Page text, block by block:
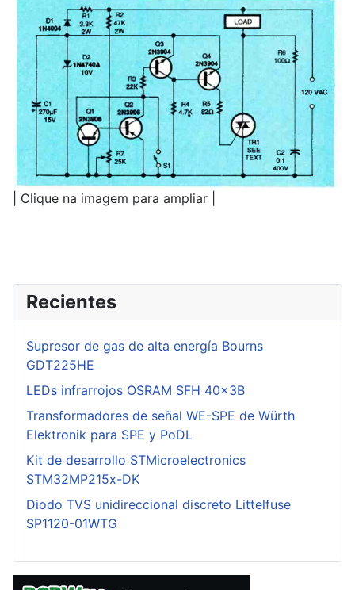
| Clique na imagem para ampliar |
Recientes
Supresor de gas de alta energía Bourns
GDT225HE
LEDs infrarrojos OSRAM SFH 40x3B
Transformadores de señal WE-SPE de Würth
Elektronik para SPE y PoDL
Kit de desarrollo STMicroelectronics
STM32MP215x-DK
Diodo TVS unidireccional discreto Littelfuse
SP1120-01WTG